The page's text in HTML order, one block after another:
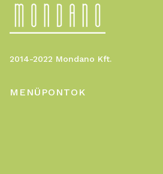
2014-2022 Mondano Kft.
MENÜPONTOK